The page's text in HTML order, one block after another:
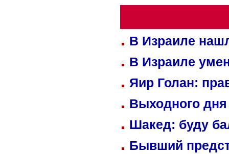
В Израиле
В Израиле
Яир Голан:
Выходного
Шакед: буду
Бывший